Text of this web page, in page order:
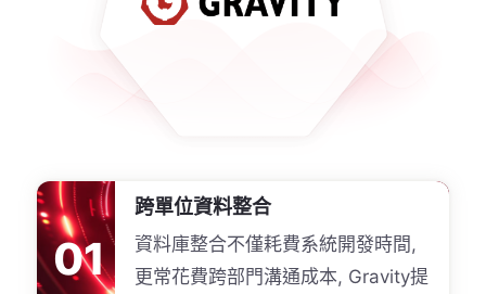
01
跨單位資料整合
資料庫整合不僅耗費系統開發時間,
更常花費跨部門溝通成本, Gravity提